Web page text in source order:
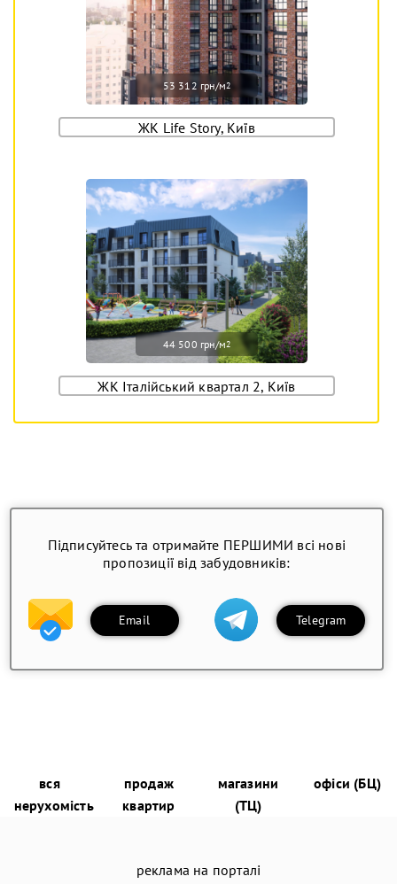
53 312 грн/м2
ЖК Life Story, Київ
44 500 грн/м2
ЖК Італійський квартал 2, Київ
Підписуйтесь та отримайте ПЕРШИМИ всі нові
пропозиції від забудовників:
Email Telegram
вся
нерухомість
продаж
квартир
магазини
(ТЦ)
офіси (БЦ)
реклама на порталі